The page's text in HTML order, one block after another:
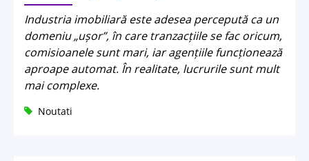
Industria imobiliară este adesea percepută ca un
domeniu „ușor”, în care tranzacțiile se fac oricum,
comisioanele sunt mari, iar agențiile funcționează
aproape automat. În realitate, lucrurile sunt mult
mai complexe.
Noutati